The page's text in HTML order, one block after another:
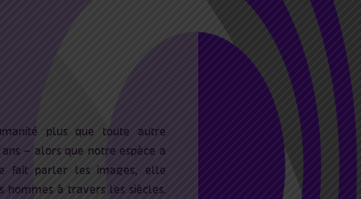
plus que toute autre
– alors que notre espèce a
fait parler les images, elle
hommes à travers les siècles.